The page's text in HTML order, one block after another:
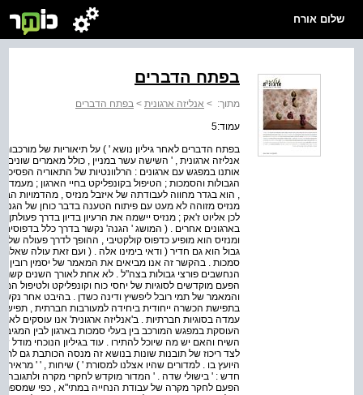
שלום אורח
בפתח הדברים
מתוך: > אנליזה ארגונית > בפתח הדברים
עמוד:5
בפתח הדברים לאחר גיליון נושא ' ) על תיאוריות של
אנליזה ארגונית , ' השישה עשר במניין , כולל מאמרים שונים
אותנו במפגש עם ארגונים : הרלוונטיות של התאוריה
הגבולות והסמכות ; הטיפול בקונפליקט בחיי הארגון ;
, הוא בגדר מחווה לעבודתה של איזבל מנזיס , מהדמויות
מנזיס מזוהה לא מעט עם פיתוח הטענה בדבר כוחן של הגנות
לכן אליוט ז'אק ; מנזיס יישמה את הרעיון בדיון בדרך
בארגונים אחרים . ( המושג ' הגנה' נקשר בדרך כלל
ומנזיס הוא מופיע כדפוס קולקטיבי , ההופך לדרך פעולה של
גבול הוא גם חדיר ( ודאי בימינו אלה . ( ועם זאת עולה
סמכות . בהקשר זה אנו מביאים את המאמר של יסמין רובין
הנחשבים פורצי גבולות בצה"ל . לא אחת לאורך השנים קשרנו
הפעם מוקדשים לסוגיות של יחסי כוח וקונפליקט ולטיפול
והמאמר של תמי רובל ליפשיץ ודינה כשדן . בהיבט אחר
בתפישת הכשרה ייחודית ביחידה למעורבות חברתית ,
עמדה בסוגיות חברתיות . ב'אנליזה ארגונית' אנו עוסקים לא
העוסקת במפגש המורכב בין בעלי סמכות בארגון לבין
השיח והאם יש מה שיוכל להתירו . עוד בגיליון הנוכחי
לצד ריכוז של תובנות שונות בנושא זה מנסה הכותבת גם
היועץ בו . למדורים שהיו אצלנו למסורת ' ) שיחות , ' ' מראית
חדש : ' בישולי שדה . ' המדור מוקדש לחקרי מקרה ולתגובה
הפעם לחקר מקרה של עבודת הנחייה במתי"א , כפי שמספר על